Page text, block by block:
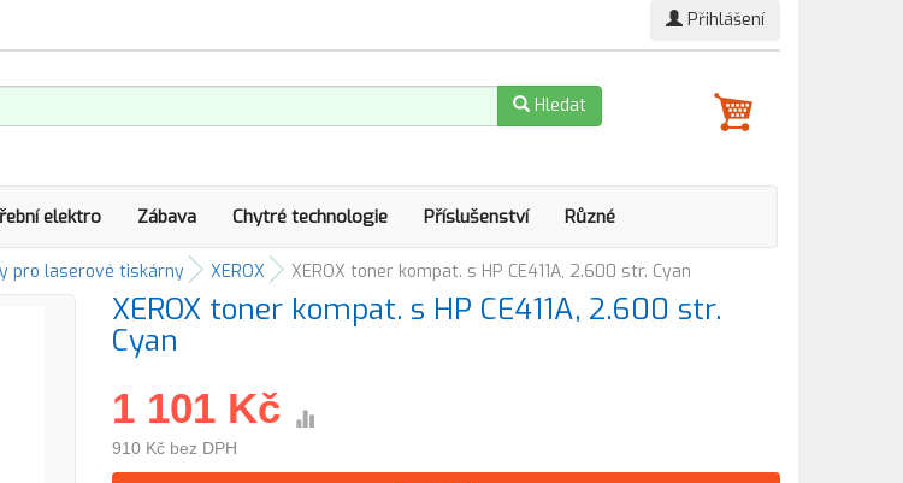
Přihlášení
Hledat
elektro Zábava Chytré technologie Příslušenství Různé
pro laserové tiskárny XEROX XEROX toner kompat. s HP CE411A, 2.600 str. Cyan
XEROX toner kompat. s HP CE411A, 2.600 str.
Cyan
1 101 Kč
910 Kč bez DPH